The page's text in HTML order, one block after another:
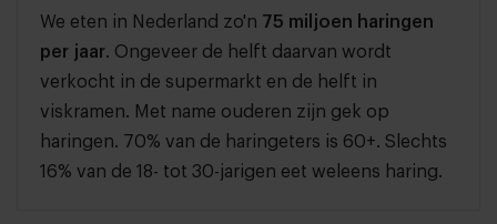
We eten in Nederland zo'n 75 miljoen haringen
per jaar. Ongeveer de helft daarvan wordt
verkocht in de supermarkt en de helft in
viskramen. Met name ouderen zijn gek op
haringen. 70% van de haringeters is 60+. Slechts
16% van de 18- tot 30-jarigen eet weleens haring.